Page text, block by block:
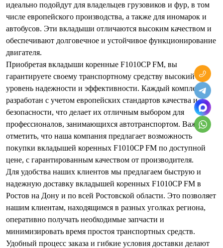
идеально подойдут для владельцев грузовиков и фур, в том
числе европейского производства, а также для иномарок и
автобусов. Эти вкладыши отличаются высоким качеством и
обеспечивают долговечное и устойчивое функционирование
двигателя.
Приобретая вкладыши коренные F1010CP FM, вы
гарантируете своему транспортному средству высокий
уровень надежности и эффективности. Каждый комплект
разработан с учетом европейских стандартов качества и
безопасности, что делает их отличным выбором для
профессионалов, занимающихся автотранспортом. Важно
отметить, что наша компания предлагает возможность
покупки вкладышей коренных F1010CP FM по доступной
цене, с гарантированным качеством от производителя.
Для удобства наших клиентов мы предлагаем быструю и
надежную доставку вкладышей коренных F1010CP FM в
Ростов на Дону и по всей Ростовской области. Это позволяет
нашим клиентам, находящимся в разных уголках региона,
оперативно получать необходимые запчасти и
минимизировать время простоя транспортных средств.
Удобный процесс заказа и гибкие условия доставки делают